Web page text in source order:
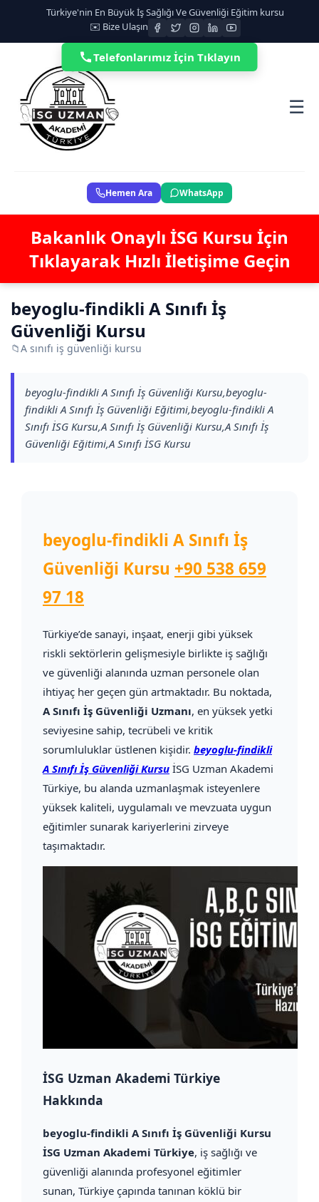
Türkiye'nin En Büyük İş Sağlığı Ve Güvenliği Eğitim kursu
✉️ Bize Ulaşın
☰
Hemen Ara WhatsApp
Bakanlık Onaylı İSG Kursu İçin
Tıklayarak Hızlı İletişime Geçin
beyoglu-findikli A Sınıfı İş
Güvenliği Kursu
📁A sınıfı iş güvenliği kursu
beyoglu-findikli A Sınıfı İş Güvenliği Kursu,beyoglu-
findikli A Sınıfı İş Güvenliği Eğitimi,beyoglu-findikli A
Sınıfı İSG Kursu,A Sınıfı İş Güvenliği Kursu,A Sınıfı İş
Güvenliği Eğitimi,A Sınıfı İSG Kursu
beyoglu-findikli A Sınıfı İş
Güvenliği Kursu +90 538 659
97 18
Türkiye’de sanayi, inşaat, enerji gibi yüksek
riskli sektörlerin gelişmesiyle birlikte iş sağlığı
ve güvenliği alanında uzman personele olan
ihtiyaç her geçen gün artmaktadır. Bu noktada,
A Sınıfı İş Güvenliği Uzmanı, en yüksek yetki
seviyesine sahip, tecrübeli ve kritik
sorumluluklar üstlenen kişidir. beyoglu-findikli
A Sınıfı İş Güvenliği Kursu İSG Uzman Akademi
Türkiye, bu alanda uzmanlaşmak isteyenlere
yüksek kaliteli, uygulamalı ve mevzuata uygun
eğitimler sunarak kariyerlerini zirveye
taşımaktadır.
İSG Uzman Akademi Türkiye
Hakkında
beyoglu-findikli A Sınıfı İş Güvenliği Kursu
İSG Uzman Akademi Türkiye, iş sağlığı ve
güvenliği alanında profesyonel eğitimler
sunan, Türkiye çapında tanınan köklü bir
Telefonlarımız İçin Tıklayın